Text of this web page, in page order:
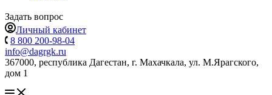
Задать вопрос
Личный кабинет
8 800 200-98-04
info@dagrgk.ru
367000, республика Дагестан, г. Махачкала, ул. М.Ярагского,
дом 1